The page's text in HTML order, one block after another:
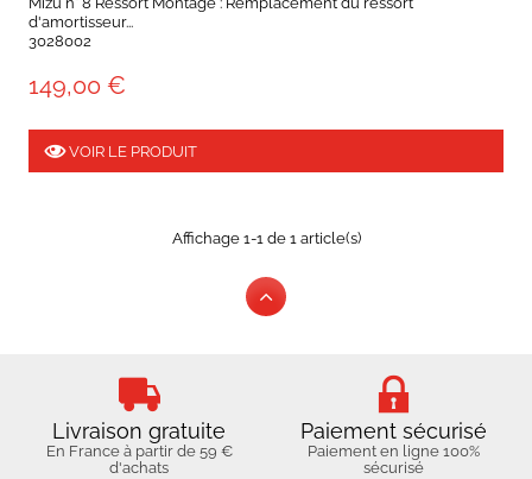
d'amortisseur...
3028002
149,00 €
VOIR LE PRODUIT
Affichage 1-1 de 1 article(s)
Livraison gratuite
En France à partir de 59 €
d'achats
Paiement sécurisé
Paiement en ligne 100%
sécurisé